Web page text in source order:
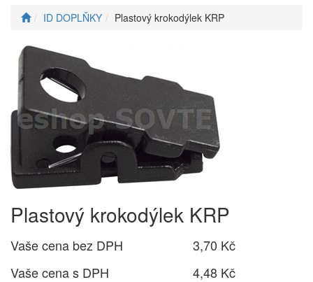
ID DOPLŇKY Plastový krokodýlek KRP
Plastový krokodýlek KRP
Vaše cena bez DPH
3,70 Kč
Vaše cena s DPH
4,48 Kč